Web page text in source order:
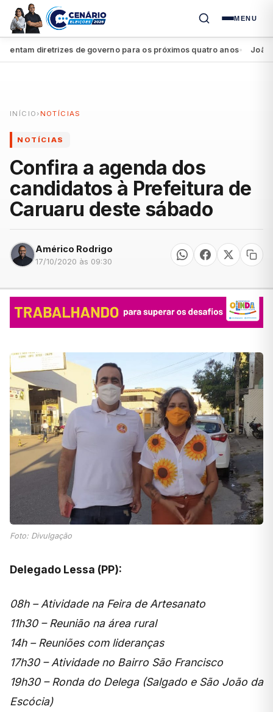
MENU
diretrizes de governo para os próximos quatro anos● João
INÍCIO › NOTÍCIAS
NOTÍCIAS
Confira a agenda dos
candidatos à Prefeitura de
Caruaru deste sábado
Américo Rodrigo
17/10/2020 às 09:30
Foto: Divulgação
Delegado Lessa (PP):
08h – Atividade na Feira de Artesanato
11h30 – Reunião na área rural
14h – Reuniões com lideranças
17h30 – Atividade no Bairro São Francisco
19h30 – Ronda do Delega (Salgado e São João da
Escócia)